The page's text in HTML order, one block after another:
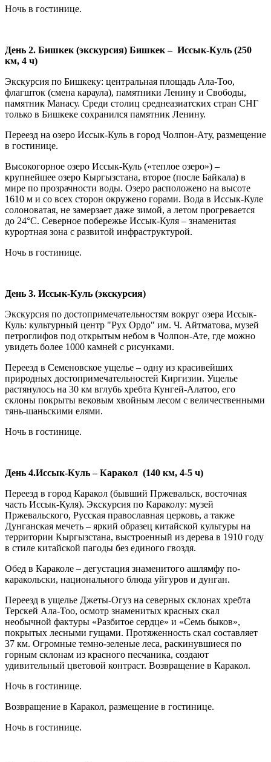
Ночь в гостинице.
День 2. Бишкек (экскурсия) Бишкек – Иссык-Куль (250
км, 4 ч)
Экскурсия по Бишкеку: центральная площадь Ала-Тоо,
флагшток (смена караула), памятники Ленину и Свободы,
памятник Манасу. Среди столиц среднеазиатских стран СНГ
только в Бишкеке сохранился памятник Ленину.
Переезд на озеро Иссык-Куль в город Чолпон-Ату, размещение
в гостинице.
Высокогорное озеро Иссык-Куль («теплое озеро») –
крупнейшее озеро Кыргызстана, второе (после Байкала) в
мире по прозрачности воды. Озеро расположено на высоте
1610 м и со всех сторон окружено горами. Вода в Иссык-Куле
солоноватая, не замерзает даже зимой, а летом прогревается
до 24°С. Северное побережье Иссык-Куля – знаменитая
курортная зона с развитой инфраструктурой.
Ночь в гостинице.
День 3. Иссык-Куль (экскурсия)
Экскурсия по достопримечательностям вокруг озера Иссык-
Куль: культурный центр "Рух Ордо" им. Ч. Айтматова, музей
петроглифов под открытым небом в Чолпон-Ате, где можно
увидеть более 1000 камней с рисунками.
Переезд в Семеновское ущелье – одну из красивейших
природных достопримечательностей Киргизии. Ущелье
растянулось на 30 км вглубь хребта Кунгей-Алатоо, его
склоны покрыты вековым хвойным лесом с величественными
тянь-шаньскими елями.
Ночь в гостинице.
День 4.Иссык-Куль – Каракол (140 км, 4-5 ч)
Переезд в город Каракол (бывший Пржевальск, восточная
часть Иссык-Куля). Экскурсия по Караколу: музей
Пржевальского, Русская православная церковь, а также
Дунганская мечеть – яркий образец китайской культуры на
территории Кыргызстана, выстроенный из дерева в 1910 году
в стиле китайской пагоды без единого гвоздя.
Обед в Караколе – дегустация знаменитого ашлямфу по-
каракольски, национального блюда уйгуров и дунган.
Переезд в ущелье Джеты-Огуз на северных склонах хребта
Терскей Ала-Тоо, осмотр знаменитых красных скал
необычной фактуры «Разбитое сердце» и «Семь быков»,
покрытых лесными гущами. Протяженность скал составляет
37 км. Огромные темно-зеленые леса, раскинувшиеся по
горным склонам из красного песчаника, создают
удивительный цветовой контраст. Возвращение в Каракол.
Ночь в гостинице.
Возвращение в Каракол, размещение в гостинице.
Ночь в гостинице.